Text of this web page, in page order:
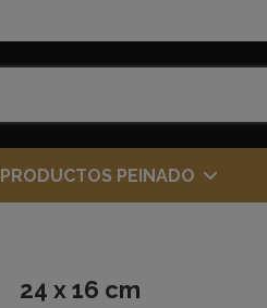
PRODUCTOS PEINADO
24 x 16 cm